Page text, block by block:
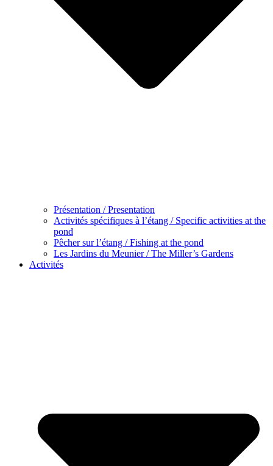
Présentation / Presentation
Activités spécifiques à l’étang / Specific activities at the
pond
Pêcher sur l’étang / Fishing at the pond
Les Jardins du Meunier / The Miller’s Gardens
Activités